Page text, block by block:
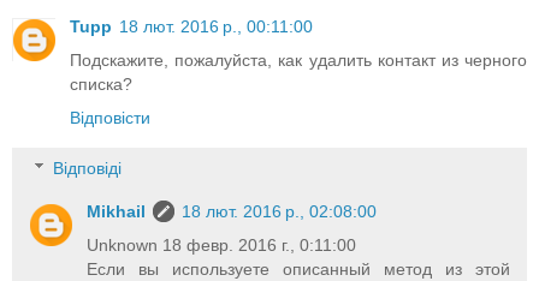
Tupp 18 лют. 2016 р., 00:11:00
Подскажите, пожалуйста, как удалить контакт из черного
списка?
Відповісти
Відповіді
Mikhail
18 лют. 2016 р., 02:08:00
Unknown 18 февр. 2016 г., 0:11:00
Если вы используете описанный метод из этой